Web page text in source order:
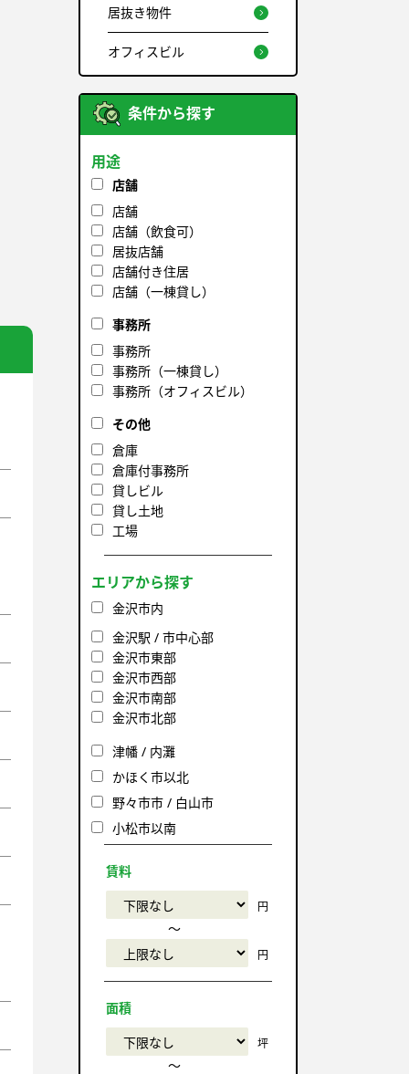
居抜き物件
オフィスビル
条件から探す
用途
店舗
店舗
店舗（飲食可）
居抜店舗
店舗付き住居
店舗（一棟貸し）
事務所
事務所
事務所（一棟貸し）
事務所（オフィスビル）
その他
倉庫
倉庫付事務所
貸しビル
貸し土地
工場
エリアから探す
金沢市内
金沢駅 / 市中心部
金沢市東部
金沢市西部
金沢市南部
金沢市北部
津幡 / 内灘
かほく市以北
野々市市 / 白山市
小松市以南
賃料
円
〜
円
面積
坪
〜